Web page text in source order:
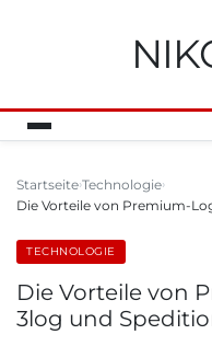
Startseite Technologie
Die Vorteile von Premium-
TECHNOLOGIE
Die Vorteile von
3log und